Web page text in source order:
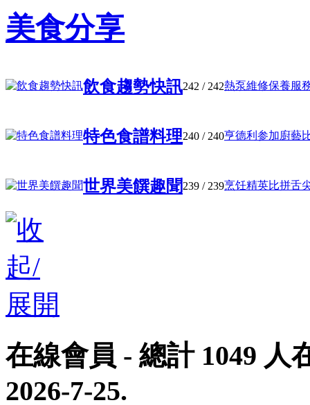
美食分享
飲食趨勢快訊242 / 242熱泵維修保養服
特色食譜料理240 / 240亨德利参加廚藝
世界美饌趣聞239 / 239烹饪精英比拼舌
在線會員 - 總計 1049 人
2026-7-25.